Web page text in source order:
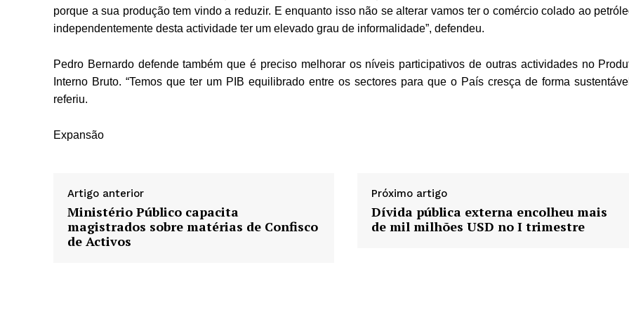
porque a sua produção tem vindo a reduzir. E enquanto isso não se alterar vamos ter o comércio colado ao
independentemente desta actividade ter um elevado grau de informalidade”, defendeu.
Pedro Bernardo defende também que é preciso melhorar os níveis participativos de outras actividades no
Interno Bruto. “Temos que ter um PIB equilibrado entre os sectores para que o País cresça de forma
referiu.
Expansão
Artigo anterior
Ministério Público capacita
magistrados sobre matérias de Confisco
de Activos
Próximo artigo
Dívida pública externa encolheu mais
de mil milhões USD no I trimestre